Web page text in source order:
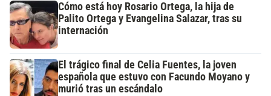
Cómo está hoy Rosario Ortega, la hija de
Palito Ortega y Evangelina Salazar, tras su
internación
El trágico final de Celia Fuentes, la joven
española que estuvo con Facundo Moyano y
murió tras un escándalo